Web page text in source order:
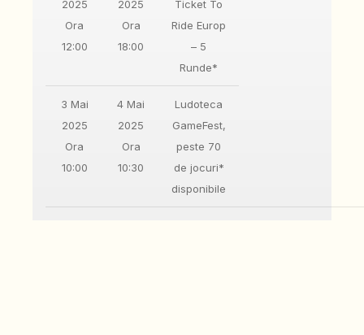
2025
Ora
12:00
2025
Ora
18:00
Ticket To
Ride Europ
– 5
Runde*
3 Mai
2025
Ora
10:00
4 Mai
2025
Ora
10:30
Ludoteca
GameFest,
peste 70
de jocuri*
disponibile